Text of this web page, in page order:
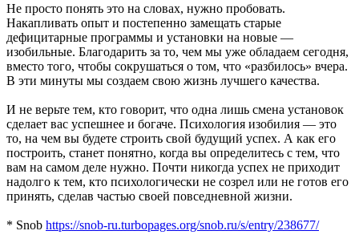
Не просто понять это на словах, нужно пробовать.
Накапливать опыт и постепенно замещать старые
дефицитарные программы и установки на новые —
изобильные. Благодарить за то, чем мы уже обладаем сегодня,
вместо того, чтобы сокрушаться о том, что «разбилось» вчера.
В эти минуты мы создаем свою жизнь лучшего качества.
И не верьте тем, кто говорит, что одна лишь смена установок
сделает вас успешнее и богаче. Психология изобилия — это
то, на чем вы будете строить свой будущий успех. А как его
построить, станет понятно, когда вы определитесь с тем, что
вам на самом деле нужно. Почти никогда успех не приходит
надолго к тем, кто психологически не созрел или не готов его
принять, сделав частью своей повседневной жизни.
* Snob https://snob-ru.turbopages.org/snob.ru/s/entry/238677/